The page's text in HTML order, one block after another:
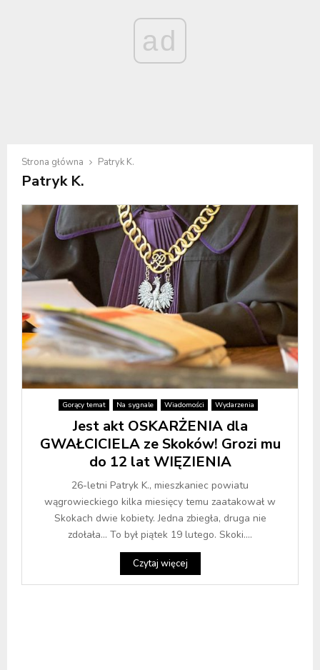
ad
Strona główna Patryk K.
Patryk K.
Gorący temat Na sygnale Wiadomości Wydarzenia
Jest akt OSKARŻENIA dla
GWAŁCICIELA ze Skoków! Grozi mu
do 12 lat WIĘZIENIA
26-letni Patryk K., mieszkaniec powiatu
wągrowieckiego kilka miesięcy temu zaatakował w
Skokach dwie kobiety. Jedna zbiegła, druga nie
zdołała… To był piątek 19 lutego. Skoki....
Czytaj więcej